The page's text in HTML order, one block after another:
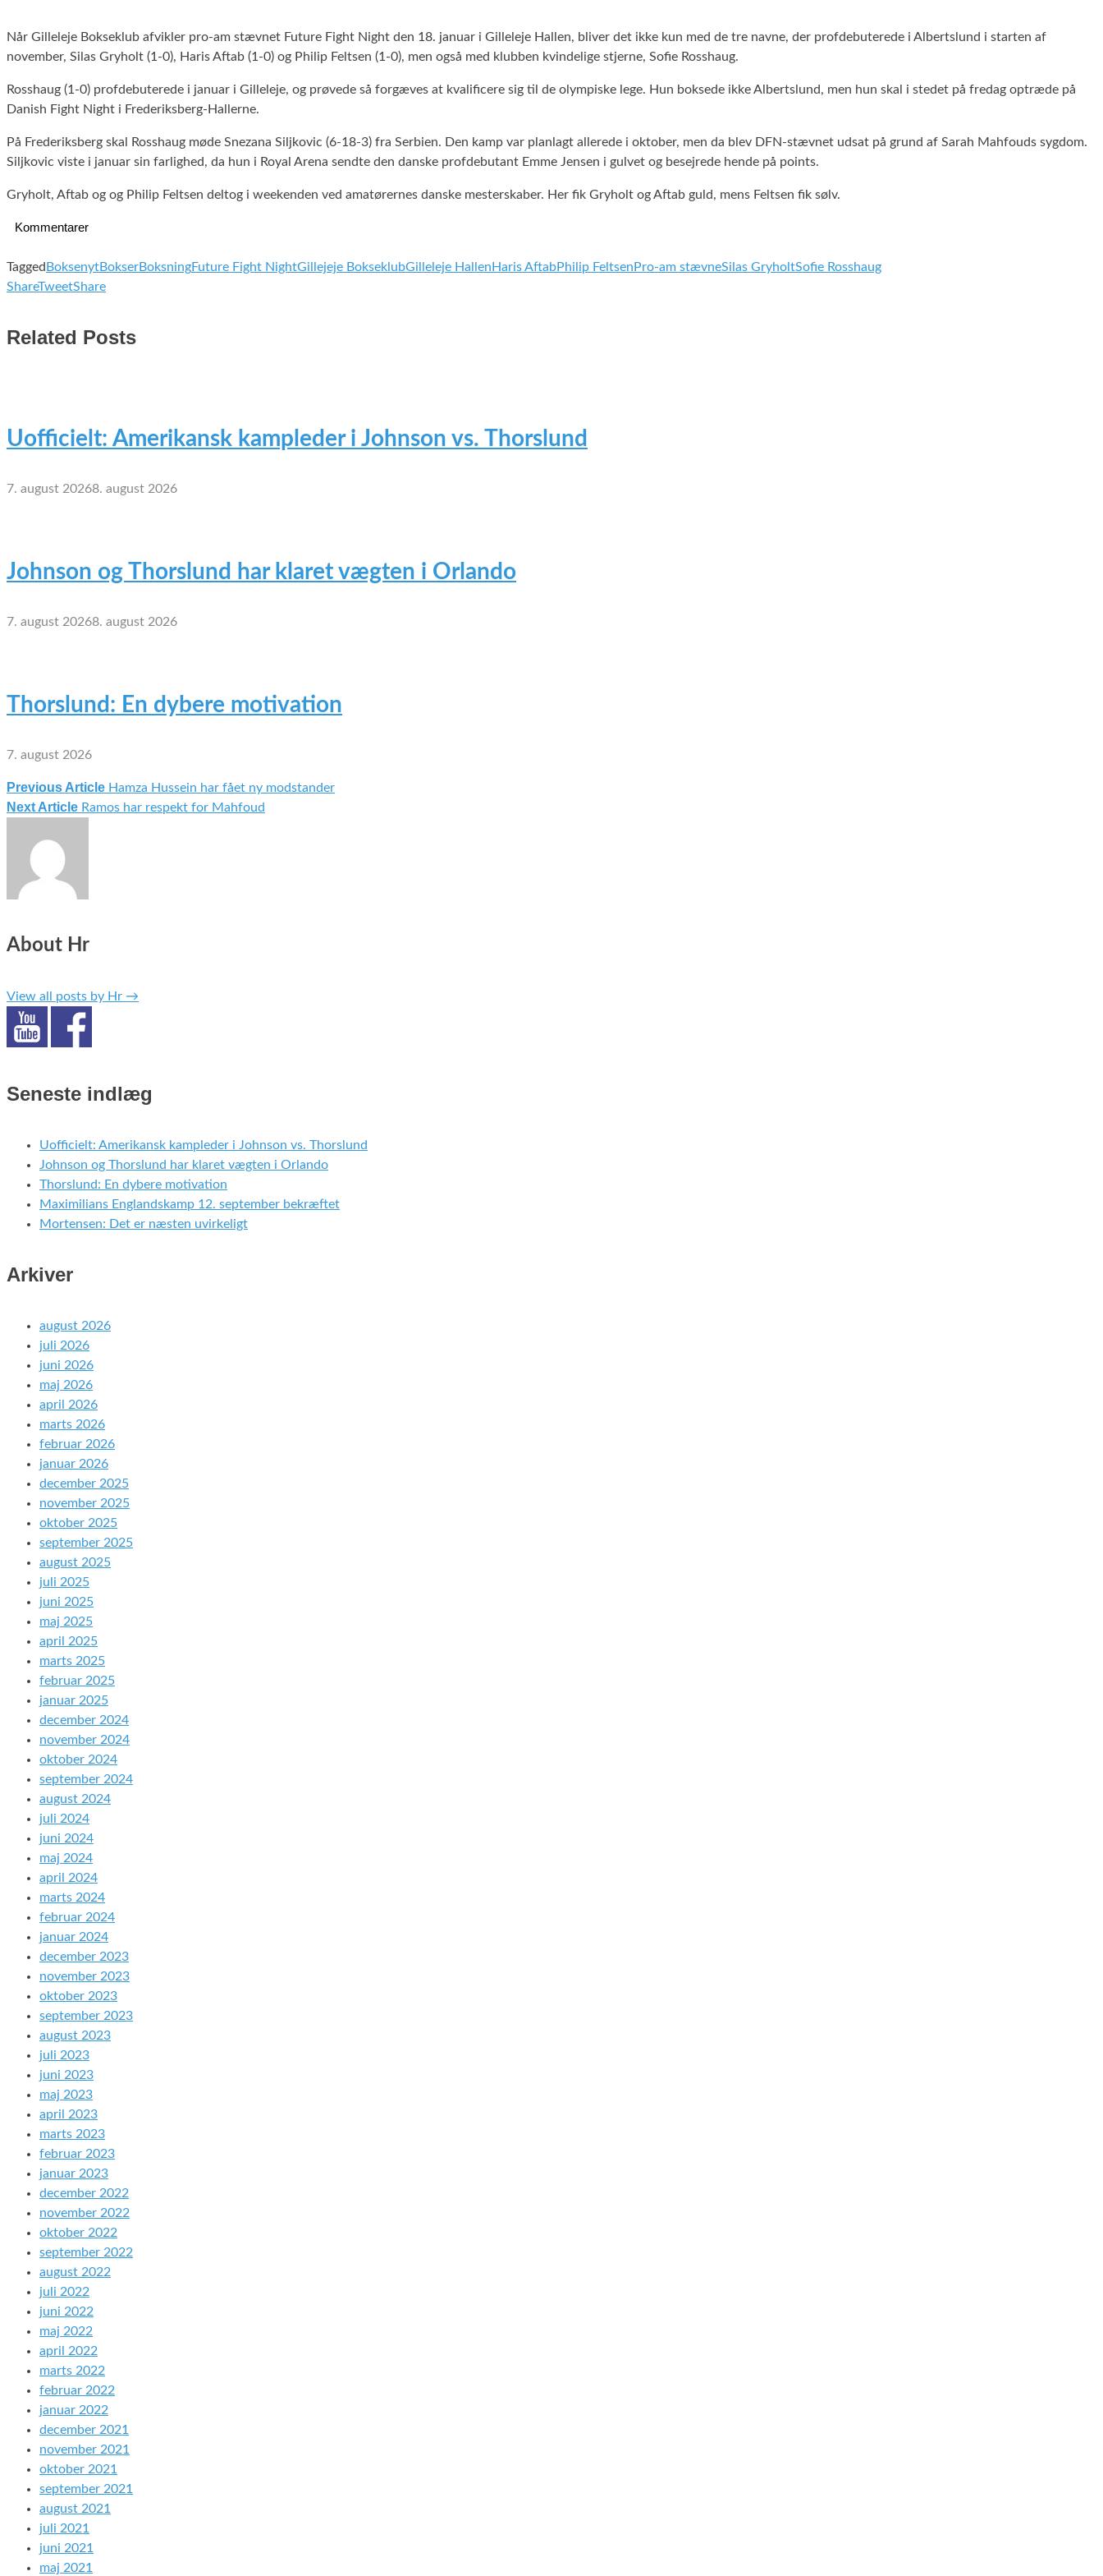
Når Gilleleje Bokseklub afvikler pro-am stævnet Future Fight Night den 18. januar i Gilleleje Hallen, bliver det ikke kun med de tre navne, der profdebuterede i Albertslund i starten af
november, Silas Gryholt (1-0), Haris Aftab (1-0) og Philip Feltsen (1-0), men også med klubben kvindelige stjerne, Sofie Rosshaug.
Rosshaug (1-0) profdebuterede i januar i Gilleleje, og prøvede så forgæves at kvalificere sig til de olympiske lege. Hun boksede ikke Albertslund, men hun skal i stedet på fredag optræde på
Danish Fight Night i Frederiksberg-Hallerne.
På Frederiksberg skal Rosshaug møde Snezana Siljkovic (6-18-3) fra Serbien. Den kamp var planlagt allerede i oktober, men da blev DFN-stævnet udsat på grund af Sarah Mahfouds sygdom.
Siljkovic viste i januar sin farlighed, da hun i Royal Arena sendte den danske profdebutant Emme Jensen i gulvet og besejrede hende på points.
Gryholt, Aftab og og Philip Feltsen deltog i weekenden ved amatørernes danske mesterskaber. Her fik Gryholt og Aftab guld, mens Feltsen fik sølv.
Kommentarer
Tagged BoksenytBokserBoksningFuture Fight NightGillejeje BokseklubGilleleje Hallen Haris AftabPhilip Feltsen Pro-am stævneSilas GryholtSofie Rosshaug
ShareTweetShare
Related Posts
Uofficielt: Amerikansk kampleder i Johnson vs. Thorslund
7. august 20268. august 2026
Johnson og Thorslund har klaret vægten i Orlando
7. august 20268. august 2026
Thorslund: En dybere motivation
7. august 2026
Indlægsnavigation
Previous Article Hamza Hussein har fået ny modstander
Next Article Ramos har respekt for Mahfoud
About Hr
View all posts by Hr →
Seneste indlæg
Uofficielt: Amerikansk kampleder i Johnson vs. Thorslund
Johnson og Thorslund har klaret vægten i Orlando
Thorslund: En dybere motivation
Maximilians Englandskamp 12. september bekræftet
Mortensen: Det er næsten uvirkeligt
Arkiver
august 2026
juli 2026
juni 2026
maj 2026
april 2026
marts 2026
februar 2026
januar 2026
december 2025
november 2025
oktober 2025
september 2025
august 2025
juli 2025
juni 2025
maj 2025
april 2025
marts 2025
februar 2025
januar 2025
december 2024
november 2024
oktober 2024
september 2024
august 2024
juli 2024
juni 2024
maj 2024
april 2024
marts 2024
februar 2024
januar 2024
december 2023
november 2023
oktober 2023
september 2023
august 2023
juli 2023
juni 2023
maj 2023
april 2023
marts 2023
februar 2023
januar 2023
december 2022
november 2022
oktober 2022
september 2022
august 2022
juli 2022
juni 2022
maj 2022
april 2022
marts 2022
februar 2022
januar 2022
december 2021
november 2021
oktober 2021
september 2021
august 2021
juli 2021
juni 2021
maj 2021